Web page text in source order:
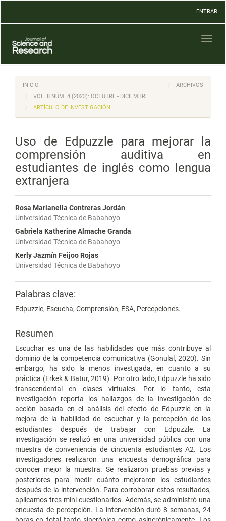
Contenido
Barra
lateral
ENTRAR
INICIO
ARCHIVOS
VOL. 8 NÚM. 4 (2023): OCTUBRE - DICIEMBRE
ARTÍCULO DE INVESTIGACIÓN
Uso de Edpuzzle para mejorar la
comprensión auditiva en
estudiantes de inglés como lengua
extranjera
Rosa Marianella Contreras Jordán
Universidad Técnica de Babahoyo
Gabriela Katherine Almache Granda
Universidad Técnica de Babahoyo
Kerly Jazmín Feijoo Rojas
Universidad Técnica de Babahoyo
Palabras clave:
Edpuzzle, Escucha, Comprensión, ESA, Percepciones.
Resumen
Escuchar es una de las habilidades que más contribuye al
dominio de la competencia comunicativa (Gonulal, 2020). Sin
embargo, ha sido la menos investigada, en cuanto a su
práctica (Erkek & Batur, 2019). Por otro lado, Edpuzzle ha sido
transcendental en clases virtuales. Por lo tanto, esta
investigación reporta los hallazgos de la investigación de
acción basada en el análisis del efecto de Edpuzzle en la
mejora de la habilidad de escuchar y la percepción de los
estudiantes después de trabajar con Edpuzzle. La
investigación se realizó en una universidad pública con una
muestra de conveniencia de cincuenta estudiantes A2. Los
investigadores realizaron una encuesta demográfica para
conocer mejor la muestra. Se realizaron pruebas previas y
posteriores para medir cuánto mejoraron los estudiantes
después de la intervención. Para corroborar estos resultados,
aplicamos tres mini-cuestionarios. Además, se administró una
encuesta de percepción. La intervención duró 8 semanas, 24